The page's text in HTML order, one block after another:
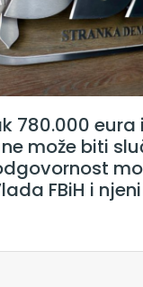
780.000 eura
može biti
FBiH i njeni